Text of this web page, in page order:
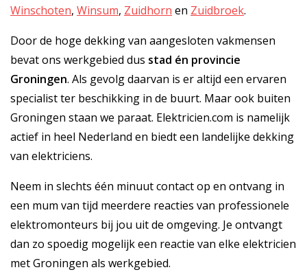
Winschoten, Winsum, Zuidhorn en Zuidbroek.
Door de hoge dekking van aangesloten vakmensen
bevat ons werkgebied dus stad én provincie
Groningen. Als gevolg daarvan is er altijd een ervaren
specialist ter beschikking in de buurt. Maar ook buiten
Groningen staan we paraat. Elektricien.com is namelijk
actief in heel Nederland en biedt een landelijke dekking
van elektriciens.
Neem in slechts één minuut contact op en ontvang in
een mum van tijd meerdere reacties van professionele
elektromonteurs bij jou uit de omgeving. Je ontvangt
dan zo spoedig mogelijk een reactie van elke elektricien
met Groningen als werkgebied.